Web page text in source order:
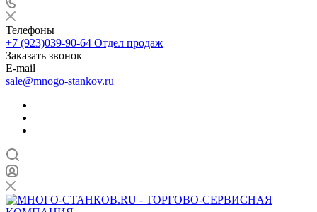
Телефоны
+7 (923)039-90-64 Отдел продаж
Заказать звонок
E-mail
sale@mnogo-stankov.ru